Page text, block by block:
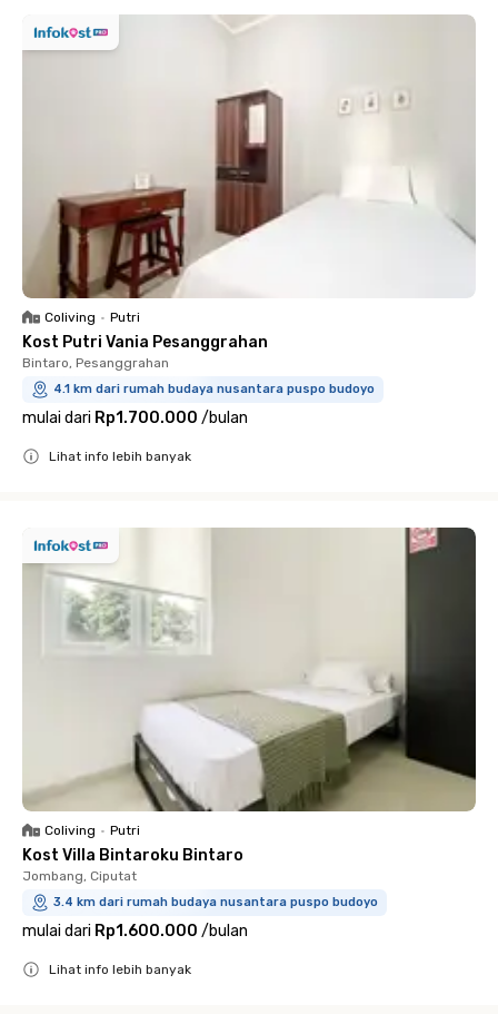
Coliving • Putri
Kost Putri Vania Pesanggrahan
Bintaro, Pesanggrahan
4.1 km dari rumah budaya nusantara puspo budoyo
mulai dari Rp1.700.000 /bulan
Lihat info lebih banyak
Coliving • Putri
Kost Villa Bintaroku Bintaro
Jombang, Ciputat
3.4 km dari rumah budaya nusantara puspo budoyo
mulai dari Rp1.600.000 /bulan
Lihat info lebih banyak